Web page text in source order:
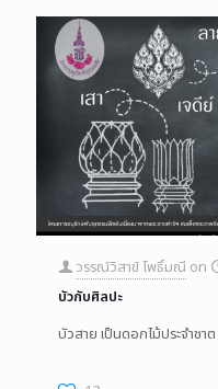
วรรณ์วิสาข์ โพธิ์มณี on
บัวกับศิลปะ
บัวสาย เป็นดอกไม้ประจําชาต